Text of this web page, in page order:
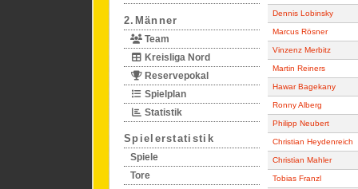
2.Männer
Team
Kreisliga Nord
Reservepokal
Spielplan
Statistik
Spielerstatistik
Spiele
Tore
Dennis Lobinsky
Marcus Rösner
Vinzenz Merbitz
Martin Reiners
Hawar Bagekany
Ronny Alberg
Philipp Neubert
Christian Heydenreich
Christian Mahler
Tobias Franzl